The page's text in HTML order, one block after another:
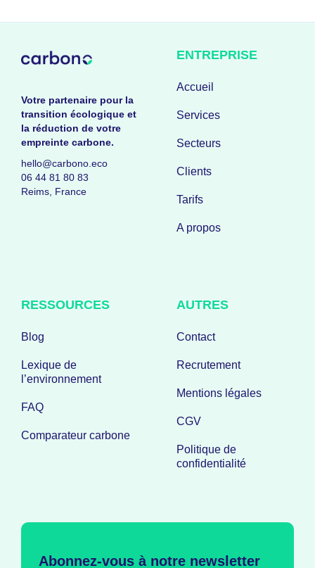
Votre partenaire pour la
transition écologique et
la réduction de votre
empreinte carbone.
hello@carbono.eco
06 44 81 80 83
Reims, France
ENTREPRISE
Accueil
Services
Secteurs
Clients
Tarifs
A propos
RESSOURCES
Blog
Lexique de
l’environnement
FAQ
Comparateur carbone
AUTRES
Contact
Recrutement
Mentions légales
CGV
Politique de
confidentialité
Abonnez-vous à notre newsletter